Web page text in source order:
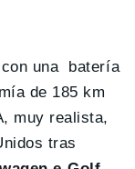
una batería
de 185 km
muy realista,
tras